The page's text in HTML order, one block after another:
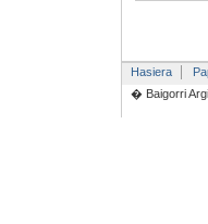
Hasiera
� Baigorri